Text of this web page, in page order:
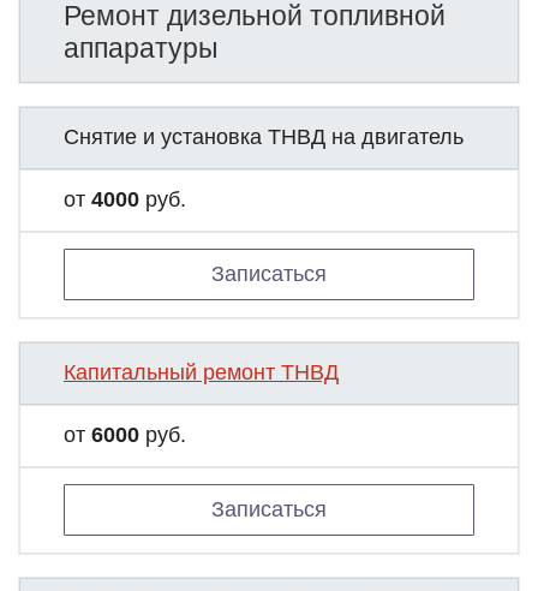
Ремонт дизельной топливной
аппаратуры
Снятие и установка ТНВД на двигатель
от 4000 руб.
Записаться
Капитальный ремонт ТНВД
от 6000 руб.
Записаться